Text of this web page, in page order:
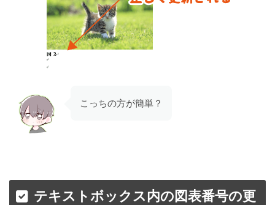
こっちの方が簡単？
テキストボックス内の図表番号の更